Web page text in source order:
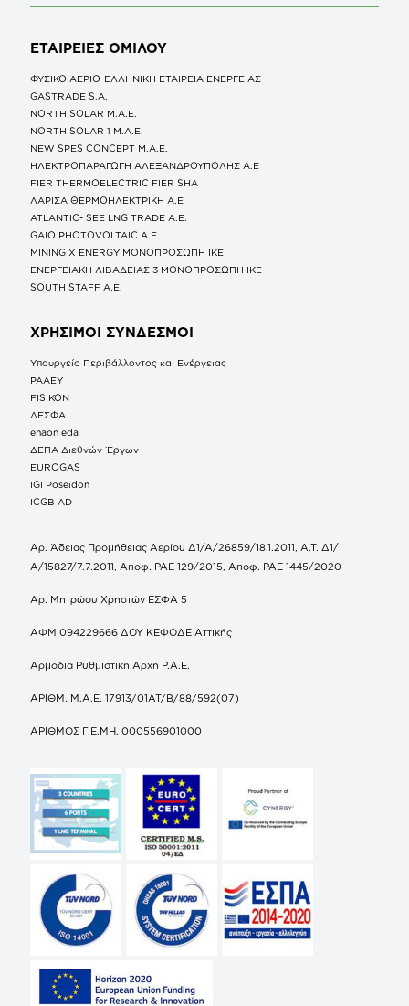
ΕΤΑΙΡΕΙΕΣ ΟΜΙΛΟΥ
ΦΥΣΙΚΟ ΑΕΡΙΟ-ΕΛΛΗΝΙΚΗ ΕΤΑΙΡΕΙΑ ΕΝΕΡΓΕΙΑΣ
GASTRADE S.A.
NORTH SOLAR M.Α.Ε.
NORTH SOLAR 1 M.Α.Ε.
NEW SPES CONCEPT Μ.Α.Ε.
ΗΛΕΚΤΡΟΠΑΡΑΓΩΓΗ ΑΛΕΞΑΝΔΡΟΥΠΟΛΗΣ A.E
FIER THERMOELECTRIC FIER SHA
ΛΑΡΙΣΑ ΘΕΡΜΟΗΛΕΚΤΡΙΚΗ A.E
ATLANTIC- SEE LNG TRADE A.E.
GAIO PHOTOVOLTAIC Α.Ε.
MINING X ENERGY ΜΟΝΟΠΡΟΣΩΠΗ ΙΚΕ
ΕΝΕΡΓΕΙΑΚΗ ΛΙΒΑΔΕΙΑΣ 3 ΜΟΝΟΠΡΟΣΩΠΗ ΙΚΕ
SOUTH STAFF Α.Ε.
ΧΡΗΣΙΜΟΙ ΣΥΝΔΕΣΜΟΙ
Υπουργείο Περιβάλλοντος και Ενέργειας
ΡΑΑΕΥ
FISIKON
ΔΕΣΦΑ
enaon eda
ΔΕΠΑ Διεθνών Έργων
EUROGAS
IGI Poseidon
ICGB AD
Αρ. Άδειας Προμήθειας Αερίου Δ1/Α/26859/18.1.2011, Α.Τ. Δ1/
Α/15827/7.7.2011, Αποφ. ΡΑΕ 129/2015, Αποφ. ΡΑΕ 1445/2020
Αρ. Μητρώου Χρηστών ΕΣΦΑ 5
ΑΦΜ 094229666 ΔΟΥ ΚΕΦΟΔΕ Αττικής
Αρμόδια Ρυθμιστική Αρχή Ρ.Α.Ε.
ΑΡΙΘΜ. Μ.Α.Ε. 17913/01ΑΤ/Β/88/592(07)
ΑΡΙΘΜΟΣ Γ.Ε.ΜΗ. 000556901000